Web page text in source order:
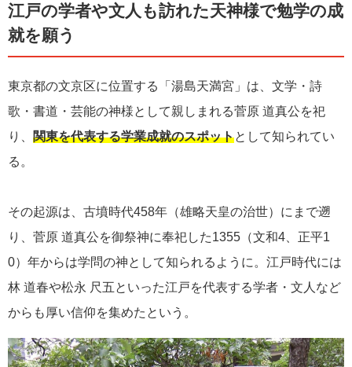
アップ！ 合格エピソードなども参考に。
江戸の学者や文人も訪れた天神様で勉学の成
就を願う
東京都の文京区に位置する「湯島天満宮」は、文学・詩
歌・書道・芸能の神様として親しまれる菅原 道真公を祀
り、 関東を代表する学業成就のスポットとして知られてい
る。
その起源は、古墳時代458年（雄略天皇の治世）にまで遡
り、菅原 道真公を御祭神に奉祀した1355（文和4、正平1
0）年からは学問の神として知られるように。江戸時代には
林 道春や松永 尺五といった江戸を代表する学者・文人など
からも厚い信仰を集めたという。